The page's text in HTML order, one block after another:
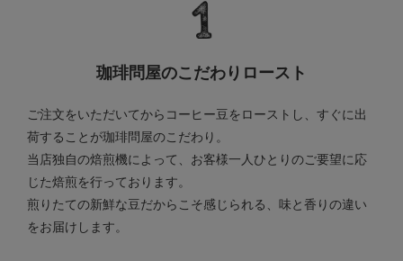
珈琲問屋のこだわりロースト
ご注文をいただいてからコーヒー豆をローストし、すぐに出
荷することが珈琲問屋のこだわり。
当店独自の焙煎機によって、お客様一人ひとりのご要望に応
じた焙煎を行っております。
煎りたての新鮮な豆だからこそ感じられる、味と香りの違い
をお届けします。